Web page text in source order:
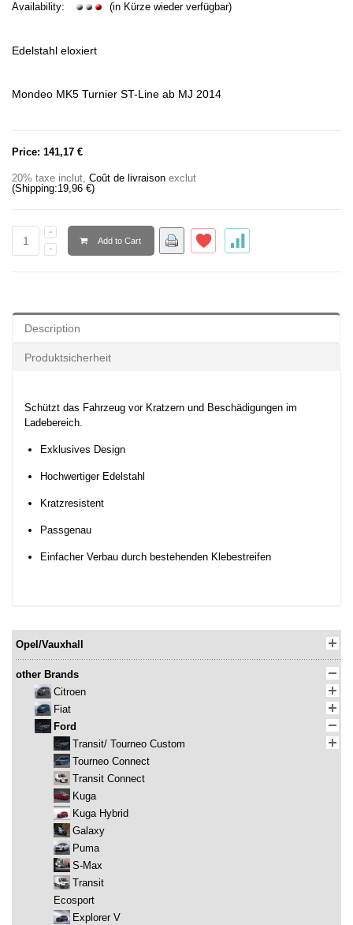
Availability: (in Kürze wieder verfügbar)
Edelstahl eloxiert
Mondeo MK5 Turnier ST-Line ab MJ 2014
Price: 141,17 €
20% taxe inclut, Coût de livraison exclut
(Shipping:19,96 €)
Add to Cart
Description
Produktsicherheit
Schützt das Fahrzeug vor Kratzern und Beschädigungen im
Ladebereich.
Exklusives Design
Hochwertiger Edelstahl
Kratzresistent
Passgenau
Einfacher Verbau durch bestehenden Klebestreifen
Opel/Vauxhall
other Brands
Citroen
Fiat
Ford
Transit/ Tourneo Custom
Tourneo Connect
Transit Connect
Kuga
Kuga Hybrid
Galaxy
Puma
S-Max
Transit
Ecosport
Explorer V